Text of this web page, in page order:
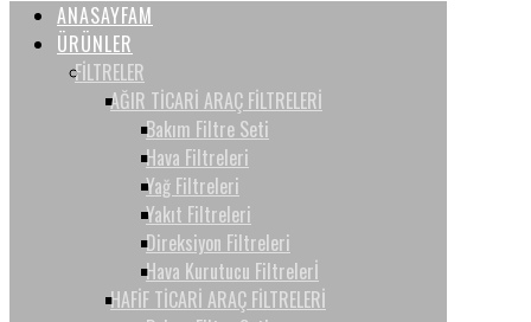
ANASAYFAM
ÜRÜNLER
FİLTRELER
AĞIR TİCARİ ARAÇ FİLTRELERİ
Bakım Filtre Seti
Hava Filtreleri
Yağ Filtreleri
Yakıt Filtreleri
Direksiyon Filtreleri
Hava Kurutucu Filtrelerİ
HAFİF TİCARİ ARAÇ FİLTRELERİ